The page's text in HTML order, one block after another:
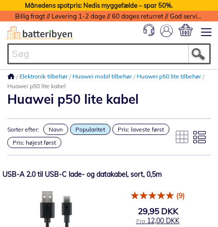
Månedens spotpris: Nedis myggefælde – spar 50%.
Billig fragt // Levering 1-2 dage // 60 dages returret // God service med garanti
Elektronik tilbehør Huawei mobil tilbehør
Huawei p50 lite tilbehør
Huawei p50 lite kabel
Huawei p50 lite kabel
Sorter efter: Navn Popularitet
Pris: laveste først
Pris: højest først
USB-A 2.0 til USB-C lade- og datakabel, sort, 0,5m
(9)
29,95 DKK
Fra 12,00 DKK